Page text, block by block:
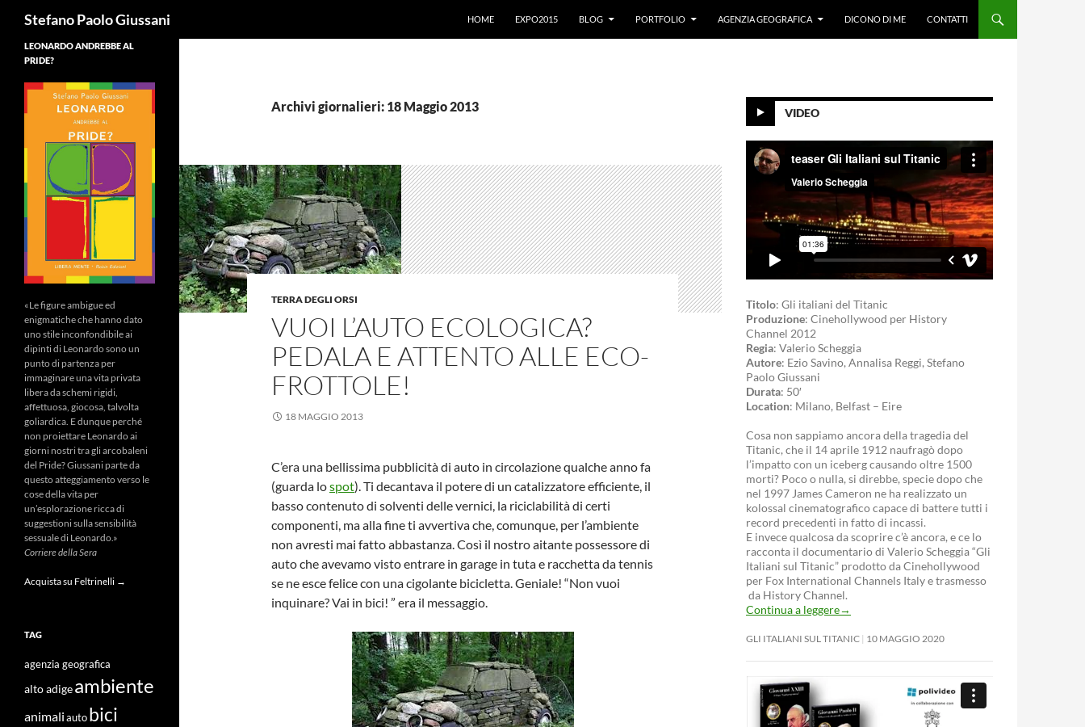
Stefano Paolo Giussani
HOME
EXPO2015 BLOG PORTFOLIO AGENZIA GEOGRAFICA DICONO DI ME CONTATTI
Archivi giornalieri: 18 Maggio 2013
TERRA DEGLI ORSI
VUOI L’AUTO ECOLOGICA?
PEDALA E ATTENTO ALLE ECO-
FROTTOLE!
18 MAGGIO 2013
C’era una bellissima pubblicità di auto in circolazione qualche anno fa
(guarda lospot). Ti decantava il potere di un catalizzatore efficiente, il
basso contenuto di solventi delle vernici, la riciclabilità di certi
componenti, ma alla fine ti avvertiva che, comunque, per l’ambiente
non avresti mai fatto abbastanza. Così il nostro aitante possessore di
auto che avevamo visto entrare in garage in tuta e racchetta da tennis
se ne esce felice con una cigolante bicicletta. Geniale! “Non vuoi
inquinare? Vai in bici! ” era il messaggio.
VIDEO
Titolo: Gli italiani del Titanic
Produzione: Cinehollywood per History
Channel 2012
Regia: Valerio Scheggia
Autore: Ezio Savino, Annalisa Reggi, Stefano
Paolo Giussani
Durata: 50′
Location: Milano, Belfast – Eire
Cosa non sappiamo ancora della tragedia del
Titanic, che il 14 aprile 1912 naufragò dopo
l’impatto con un iceberg causando oltre 1500
morti? Poco o nulla, si direbbe, specie dopo che
nel 1997 James Cameron ne ha realizzato un
kolossal cinematografico capace di battere tutti i
record precedenti in fatto di incassi.
E invece qualcosa da scoprire c’è ancora, e ce lo
racconta il documentario di Valerio Scheggia “Gli
Italiani sul Titanic” prodotto da Cinehollywood
per Fox International Channels Italy e trasmesso
da History Channel.
Continua a leggere→
GLI ITALIANI SUL TITANIC 10 MAGGIO 2020
LEONARDO ANDREBBE AL
PRIDE?
«Le figure ambigue ed
enigmatiche che hanno dato
uno stile inconfondibile ai
dipinti di Leonardo sono un
punto di partenza per
immaginare una vita privata
libera da schemi rigidi,
affettuosa, giocosa, talvolta
goliardica. E dunque perché
non proiettare Leonardo ai
giorni nostri tra gli arcobaleni
del Pride? Giussani parte da
questo atteggiamento verso le
cose della vita per
un’esplorazione ricca di
suggestioni sulla sensibilità
sessuale di Leonardo.»
Corriere della Sera
Acquista su Feltrinelli →
TAG
agenzia geografica
alto adigeambiente
animali auto bici